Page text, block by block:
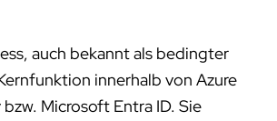
auch bekannt als bedingter
innerhalb von Azure
Microsoft Entra ID. Sie